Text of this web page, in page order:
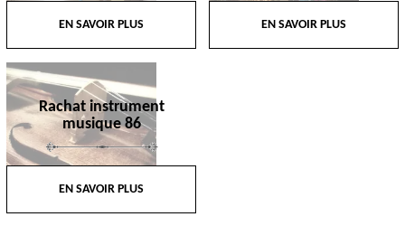
EN SAVOIR PLUS EN SAVOIR PLUS
Rachat instrument
musique 86
EN SAVOIR PLUS